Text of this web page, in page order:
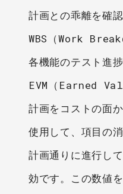
計画との乖離を確
WBS（Work
各機能のテスト進
EVM（Earned
計画をコストの面
使用して、項目の
計画通りに進行し
効です。この数値